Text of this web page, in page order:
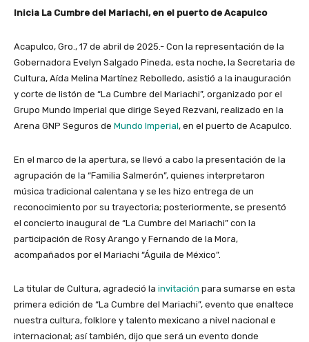
Inicia La Cumbre del Mariachi, en el puerto de Acapulco
Acapulco, Gro., 17 de abril de 2025.- Con la representación de la
Gobernadora Evelyn Salgado Pineda, esta noche, la Secretaria de
Cultura, Aída Melina Martínez Rebolledo, asistió a la inauguración
y corte de listón de “La Cumbre del Mariachi”, organizado por el
Grupo Mundo Imperial que dirige Seyed Rezvani, realizado en la
Arena GNP Seguros de Mundo Imperial, en el puerto de Acapulco.
En el marco de la apertura, se llevó a cabo la presentación de la
agrupación de la “Familia Salmerón”, quienes interpretaron
música tradicional calentana y se les hizo entrega de un
reconocimiento por su trayectoria; posteriormente, se presentó
el concierto inaugural de “La Cumbre del Mariachi” con la
participación de Rosy Arango y Fernando de la Mora,
acompañados por el Mariachi “Águila de México”.
La titular de Cultura, agradeció la invitación para sumarse en esta
primera edición de “La Cumbre del Mariachi”, evento que enaltece
nuestra cultura, folklore y talento mexicano a nivel nacional e
internacional; así también, dijo que será un evento donde